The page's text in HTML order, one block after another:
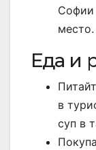
Софии
место.
Еда и
в
суп в